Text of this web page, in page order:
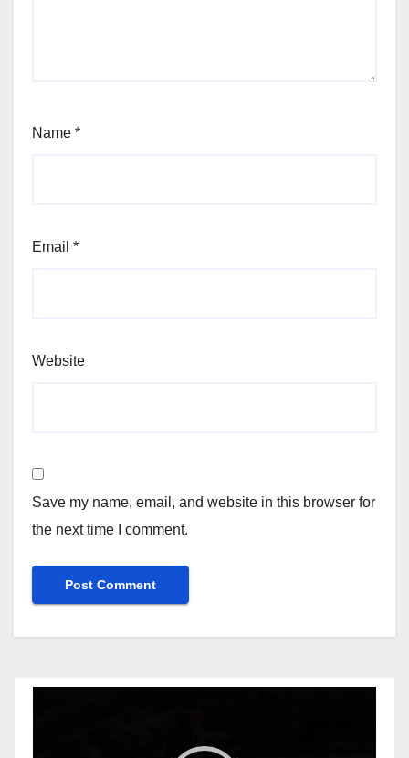
Name *
Email *
Website
Save my name, email, and website in this browser for
the next time I comment.